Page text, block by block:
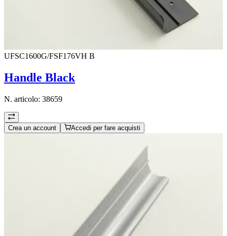
UFSC1600G/FSF176VH B
Handle Black
N. articolo: 38659
Crea un account Accedi per fare acquisti